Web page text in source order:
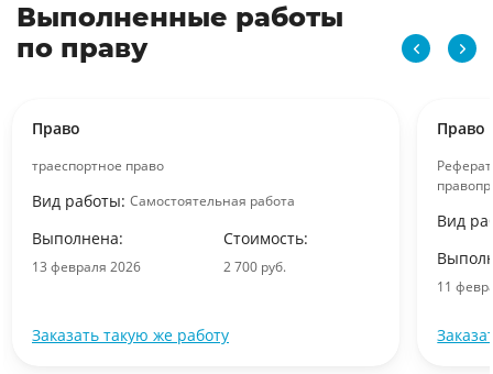
Выполненные работы
по праву
Право
траеспортное право
Вид работы: Самостоятельная работа
Выполнена:
13 февраля 2026
Стоимость:
2 700 руб.
Заказать такую же работу
Право
Вид
11